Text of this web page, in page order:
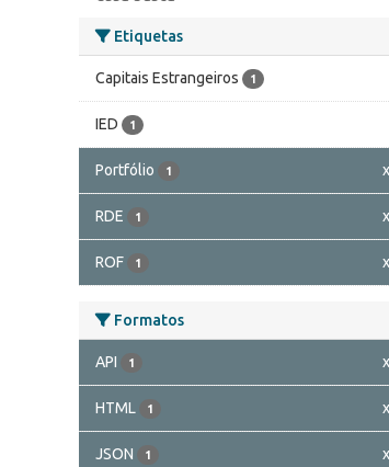
Etiquetas
Capitais Estrangeiros 1
IED 1
Portfólio 1 x
RDE 1 x
ROF 1 x
Formatos
API 1 x
HTML 1 x
JSON 1 x